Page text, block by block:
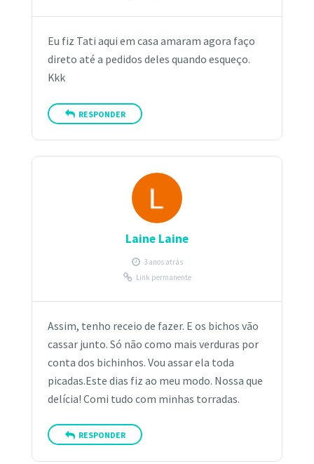
Eu fiz Tati aqui em casa amaram agora faço
direto até a pedidos deles quando esqueço.
Kkk
RESPONDER
Laine Laine
3 anos atrás
Link permanente
Assim, tenho receio de fazer. E os bichos vão
cassar junto. Só não como mais verduras por
conta dos bichinhos. Vou assar ela toda
picadas.Este dias fiz ao meu modo. Nossa que
delícia! Comi tudo com minhas torradas.
RESPONDER